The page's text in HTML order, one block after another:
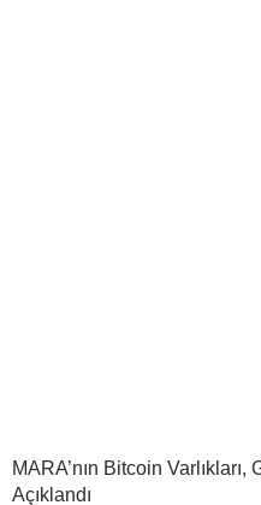
MARA’nın Bitcoin
Açıklandı